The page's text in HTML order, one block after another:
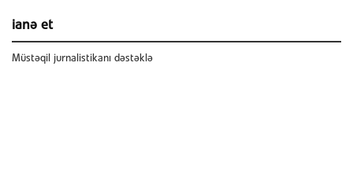
ianə et
Müstəqil jurnalistikanı dəstəklə